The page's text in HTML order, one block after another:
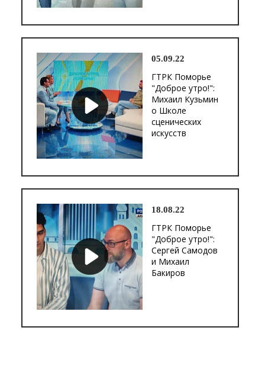
05.09.22
ГТРК Поморье
"Доброе утро!":
Михаил Кузьмин
о Школе
сценических
искусств
18.08.22
ГТРК Поморье
"Доброе утро!":
Сергей Самодов
и Михаил
Бакиров